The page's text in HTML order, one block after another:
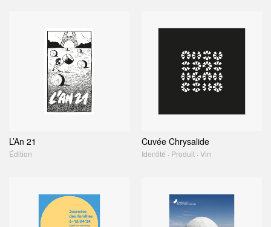
L’An 21
Édition
Cuvée Chrysalide
Identité · Produit · Vin